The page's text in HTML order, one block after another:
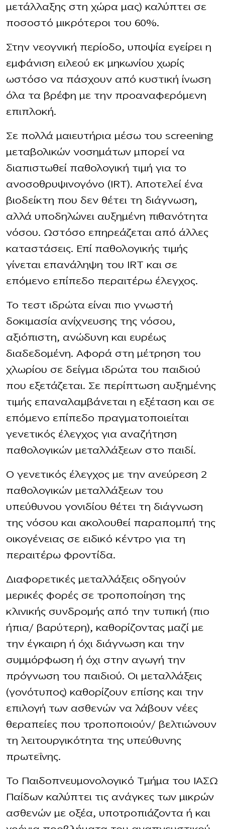
μετάλλαξης στη χώρα μας) καλύπτει σε
ποσοστό μικρότεροι του 60%.
Στην νεογνική περίοδο, υποψία εγείρει η
εμφάνιση ειλεού εκ μηκωνίου χωρίς
ωστόσο να πάσχουν από κυστική ίνωση
όλα τα βρέφη με την προαναφερόμενη
επιπλοκή.
Σε πολλά μαιευτήρια μέσω του screening
μεταβολικών νοσημάτων μπορεί να
διαπιστωθεί παθολογική τιμή για το
ανοσοθρυψινογόνο (IRT). Αποτελεί ένα
βιοδείκτη που δεν θέτει τη διάγνωση,
αλλά υποδηλώνει αυξημένη πιθανότητα
νόσου. Ωστόσο επηρεάζεται από άλλες
καταστάσεις. Επί παθολογικής τιμής
γίνεται επανάληψη του IRT και σε
επόμενο επίπεδο περαιτέρω έλεγχος.
Το τεστ ιδρώτα είναι πιο γνωστή
δοκιμασία ανίχνευσης της νόσου,
αξιόπιστη, ανώδυνη και ευρέως
διαδεδομένη. Αφορά στη μέτρηση του
χλωρίου σε δείγμα ιδρώτα του παιδιού
που εξετάζεται. Σε περίπτωση αυξημένης
τιμής επαναλαμβάνεται η εξέταση και σε
επόμενο επίπεδο πραγματοποιείται
γενετικός έλεγχος για αναζήτηση
παθολογικών μεταλλάξεων στο παιδί.
Ο γενετικός έλεγχος με την ανεύρεση 2
παθολογικών μεταλλάξεων του
υπεύθυνου γονιδίου θέτει τη διάγνωση
της νόσου και ακολουθεί παραπομπή της
οικογένειας σε ειδικό κέντρο για τη
περαιτέρω φροντίδα.
Διαφορετικές μεταλλάξεις οδηγούν
μερικές φορές σε τροποποίηση της
κλινικής συνδρομής από την τυπική (πιο
ήπια/ βαρύτερη), καθορίζοντας μαζί με
την έγκαιρη ή όχι διάγνωση και την
συμμόρφωση ή όχι στην αγωγή την
πρόγνωση του παιδιού. Οι μεταλλάξεις
(γονότυπος) καθορίζουν επίσης και την
επιλογή των ασθενών να λάβουν νέες
θεραπείες που τροποποιούν/ βελτιώνουν
τη λειτουργικότητα της υπεύθυνης
πρωτεΐνης.
Το Παιδοπνευμονολογικό Τμήμα του ΙΑΣΩ
Παίδων καλύπτει τις ανάγκες των μικρών
ασθενών με οξέα, υποτροπιάζοντα ή και